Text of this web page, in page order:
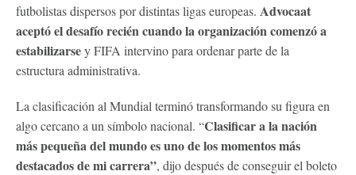
futbolistas dispersos por distintas ligas europeas. Advocaat
aceptó el desafío recién cuando la organización comenzó a
estabilizarsey FIFA intervino para ordenar parte de la
estructura administrativa.
La clasificación al Mundial terminó transformando su figura en
algo cercano a un símbolo nacional. “Clasificar a la nación
más pequeña del mundo es uno de los momentos más
destacados de mi carrera”, dijo después de conseguir el boleto